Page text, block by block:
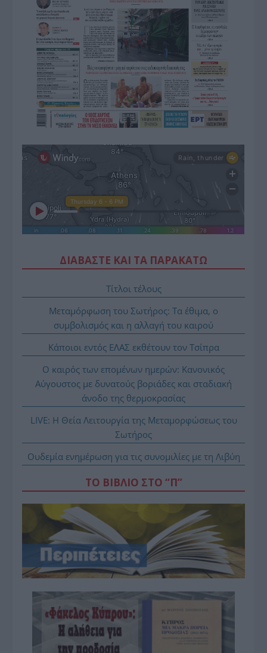
ΔΙΑΒΑΣΤΕ ΚΑΙ ΤΑ ΠΑΡΑΚΑΤΩ
Τίτλοι τέλους
Μεταμόρφωση του Σωτήρος: Τα έθιμα, ο
συμβολισμός και η αλλαγή του καιρού
Κάποιοι εντός ΕΛΑΣ εκθέτουν τον Τσίπρα
Ο καιρός των επομένων ημερών: Κανονικός
Αύγουστος με δυνατούς βοριάδες και σταδιακή
άνοδο της θερμοκρασίας
LIVE: Η Θεία Λειτουργία της Μεταμορφώσεως του
Σωτήρος
Ουδεμία ενημέρωση για τις συνομιλίες με τη Λιβύη
ΤΟ ΒΙΒΛΙΟ ΣΤΟ “Π”